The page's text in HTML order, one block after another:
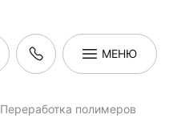
МЕНЮ
Переработка полимеров